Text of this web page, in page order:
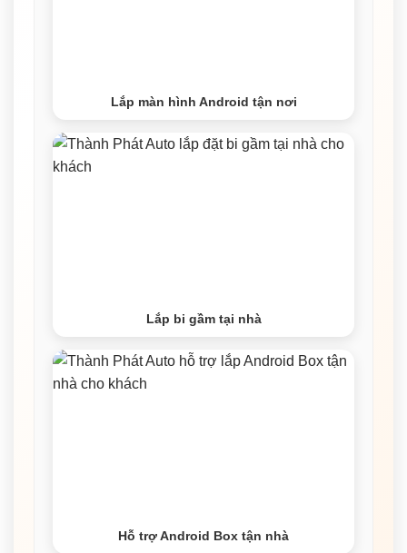
Lắp màn hình Android tận nơi
Lắp bi gầm tại nhà
Hỗ trợ Android Box tận nhà